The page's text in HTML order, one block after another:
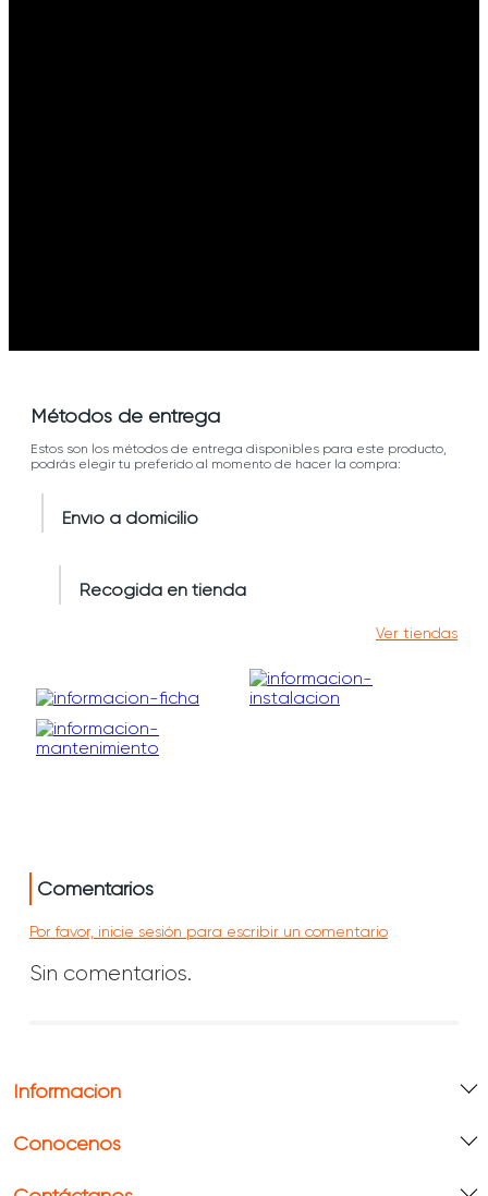
Métodos de entrega
Estos son los métodos de entrega disponibles para este producto,
podrás elegir tu preferido al momento de hacer la compra:
Envío a domicilio
Recogida en tienda
Ver tiendas
Comentarios
Por favor, inicie sesión para escribir un comentario
Sin comentarios.
Información
Conócenos